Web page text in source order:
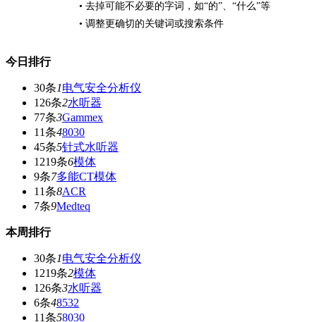
• 去掉可能不必要的字词，如“的”、“什么”等
• 调整更确切的关键词或搜索条件
今日排行
30条1电气安全分析仪
126条2水听器
77条3Gammex
11条48030
45条5针式水听器
1219条6模体
9条7多能CT模体
11条8ACR
7条9Medteq
本周排行
30条1电气安全分析仪
1219条2模体
126条3水听器
6条48532
11条58030